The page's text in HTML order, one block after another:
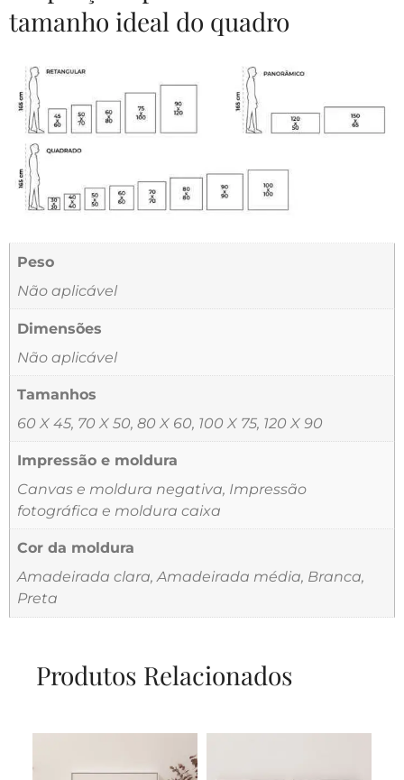
tamanho ideal do quadro
Peso
Não aplicável
Dimensões
Não aplicável
Tamanhos
60 X 45, 70 X 50, 80 X 60, 100 X 75, 120 X 90
Impressão e moldura
Canvas e moldura negativa, Impressão
fotográfica e moldura caixa
Cor da moldura
Amadeirada clara, Amadeirada média, Branca,
Preta
Produtos Relacionados